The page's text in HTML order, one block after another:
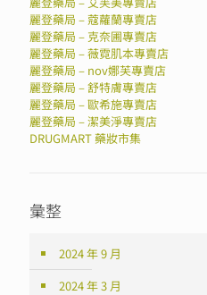
麗登藥局 – 蔻蘿蘭專賣店
麗登藥局 – 克奈圃專賣店
麗登藥局 – 薇霓肌本專賣店
麗登藥局 – nov娜芙專賣店
麗登藥局 – 舒特膚專賣店
麗登藥局 – 歐希施專賣店
麗登藥局 – 潔美淨專賣店
DRUGMART 藥妝市集
彙整
2024 年 9 月
2024 年 3 月